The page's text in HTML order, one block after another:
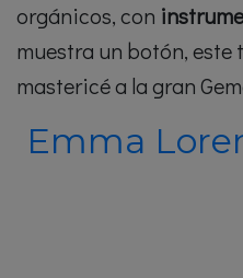
orgánicos, con
muestra un botón, este
mastericé a la gran
Emma